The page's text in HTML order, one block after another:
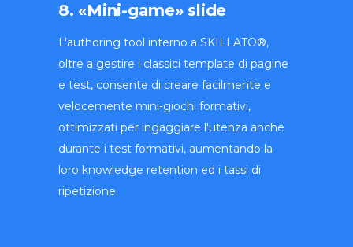
8. «Mini-game» slide
L’authoring tool interno a SKILLATO®,
oltre a gestire i classici template di pagine
e test, consente di creare facilmente e
velocemente mini-giochi formativi,
ottimizzati per ingaggiare l'utenza anche
durante i test formativi, aumentando la
loro knowledge retention ed i tassi di
ripetizione.